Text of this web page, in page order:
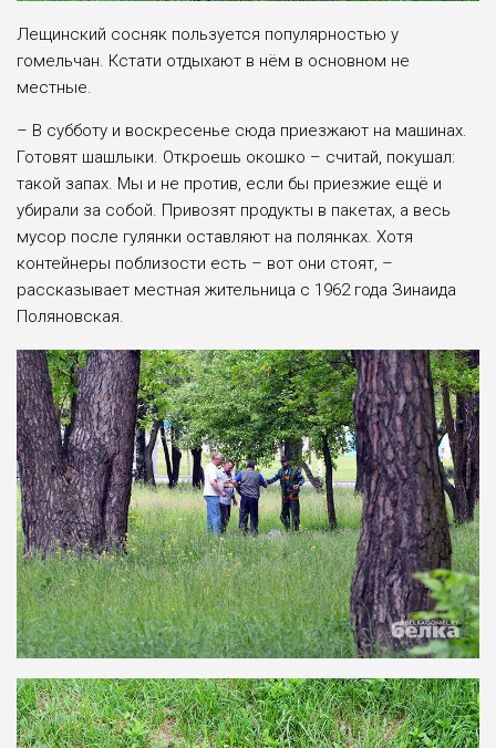
Лещинский сосняк пользуется популярностью у
гомельчан. Кстати отдыхают в нём в основном не
местные.
– В субботу и воскресенье сюда приезжают на машинах.
Готовят шашлыки. Откроешь окошко – считай, покушал:
такой запах. Мы и не против, если бы приезжие ещё и
убирали за собой. Привозят продукты в пакетах, а весь
мусор после гулянки оставляют на полянках. Хотя
контейнеры поблизости есть – вот они стоят, –
рассказывает местная жительница с 1962 года Зинаида
Поляновская.